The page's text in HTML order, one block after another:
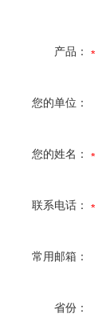
产品：
您的单位：
您的姓名：
联系电话：
常用邮箱：
省份：